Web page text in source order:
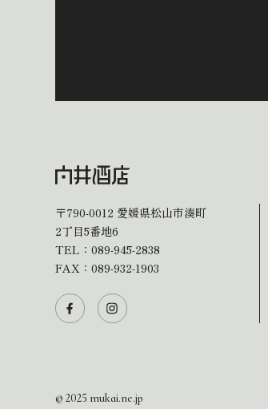
〒790-0012 愛媛県松山市湊町
2丁目5番地6
TEL： 089-945-2838
FAX：089-932-1903
© 2025 mukai.ne.jp